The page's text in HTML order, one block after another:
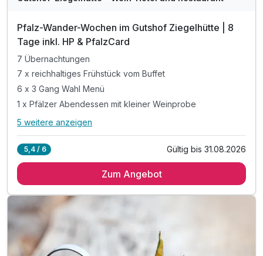
Pfalz-Wander-Wochen im Gutshof Ziegelhütte | 8
Tage inkl. HP & PfalzCard
7 Übernachtungen
7 x reichhaltiges Frühstück vom Buffet
6 x 3 Gang Wahl Menü
1 x Pfälzer Abendessen mit kleiner Weinprobe
Alle Inklusivleistungen
7 x reichhaltiges Frühstück vom Buffet
1 x Pfälzer Abendessen mit kleiner Weinprobe
inkl "PfalzCard" zur freien Nutzung *
* Freie Fahrt mit Bus und Bahn
* Eintritt in über 100 Freizeiteinrichtungen
5 weitere anzeigen
5,4 / 6 Gültig bis 31.08.2026
Zum Angebot